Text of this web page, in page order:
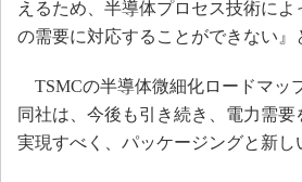
えるため、半導体プロセス技術に
の需要に対応することができない』
TSMCの半導体微細化ロードマッ
同社は、今後も引き続き、電力需
実現すべく、パッケージングと新し